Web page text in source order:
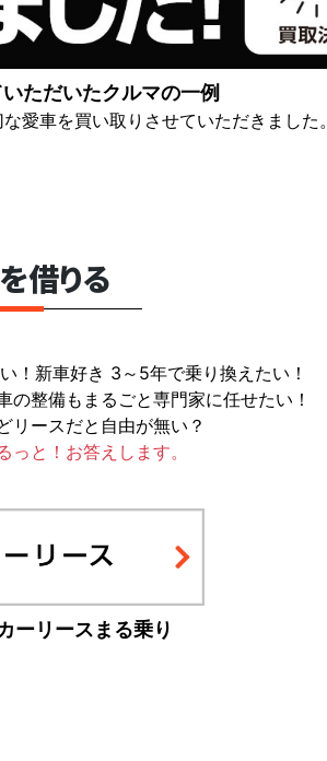
ただいたクルマの一例
愛車を買い取りさせていただきました。
借りる
！新車好き 3～5年で乗り換えたい！
整備もまるごと専門家に任せたい！
リースだと自由が無い？
っと！お答えします。
ーリースまる乗り